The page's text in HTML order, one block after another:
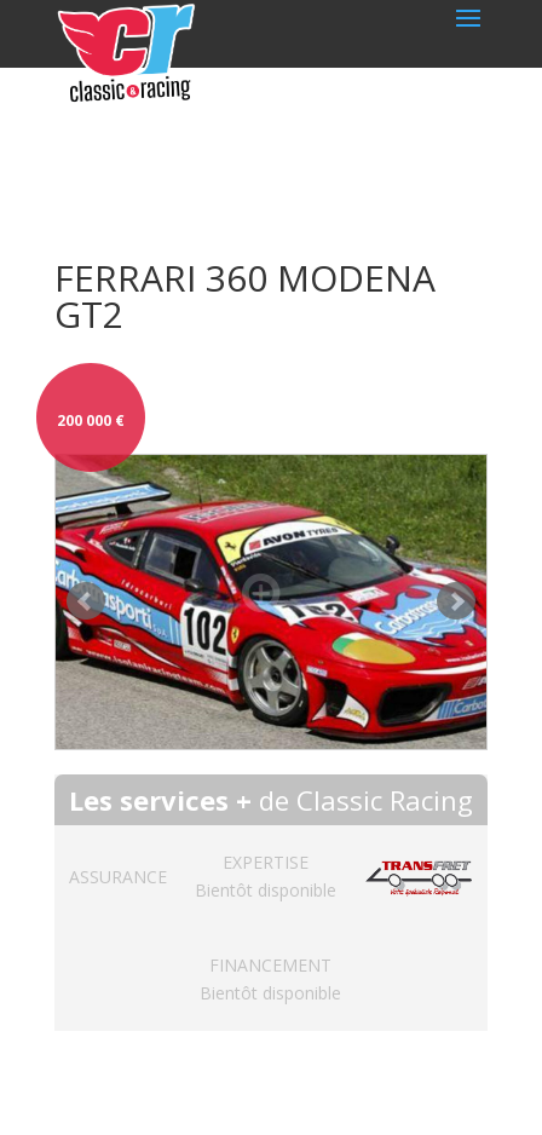
FERRARI 360 MODENA
GT2
200 000€
Les services + de Classic Racing
ASSURANCE
EXPERTISE
Bientôt disponible
FINANCEMENT
Bientôt disponible